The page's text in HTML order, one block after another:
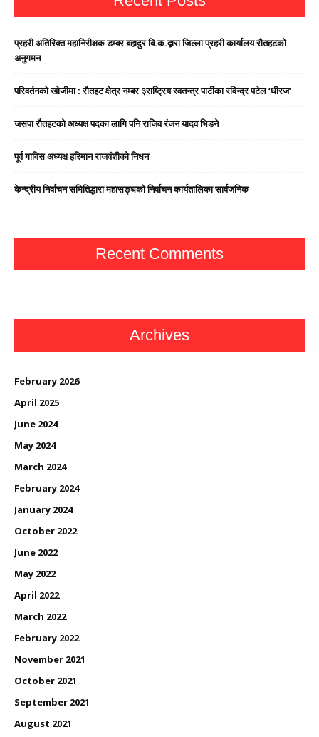
प्रहरी अतिरिक्त महानिरीक्षक डम्बर बहादुर बि.क.द्वारा जिल्ला प्रहरी कार्यालय रौतहटको
अनुगमन
परिवर्तनको खोजीमा : रौतहट क्षेत्र नम्बर ३राष्ट्रिय स्वतन्त्र पार्टीका रविन्द्र पटेल ‘धीरज’
जसपा राैतहटको अध्यक्ष पदका लागि पनि राजिव रंजन यादव भिडने
पूर्व गाविस अध्यक्ष हरिमान राजवंशीको निधन
केन्द्रीय निर्वाचन समितिद्धारा महासङ्घको निर्वाचन कार्यतालिका सार्वजनिक
Recent Comments
Archives
February 2026
April 2025
June 2024
May 2024
March 2024
February 2024
January 2024
October 2022
June 2022
May 2022
April 2022
March 2022
February 2022
November 2021
October 2021
September 2021
August 2021